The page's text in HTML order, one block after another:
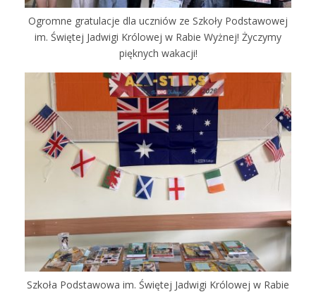
Ogromne gratulacje dla uczniów ze Szkoły Podstawowej
im. Świętej Jadwigi Królowej w Rabie Wyżnej! Życzymy
pięknych wakacji!
Szkoła Podstawowa im. Świętej Jadwigi Królowej w Rabie